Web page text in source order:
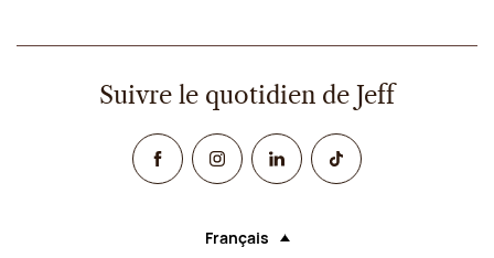
Suivre le quotidien de Jeff
FacebookInstagramLinked InTikTok
Langue (sélectionner une option
Français